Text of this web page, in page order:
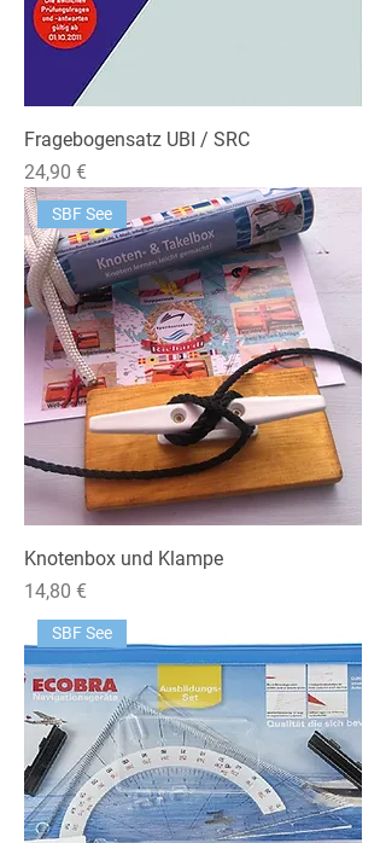
Fragebogensatz UBI / SRC
Preis
24,90 €
SBF See
Knotenbox und Klampe
Preis
14,80 €
SBF See